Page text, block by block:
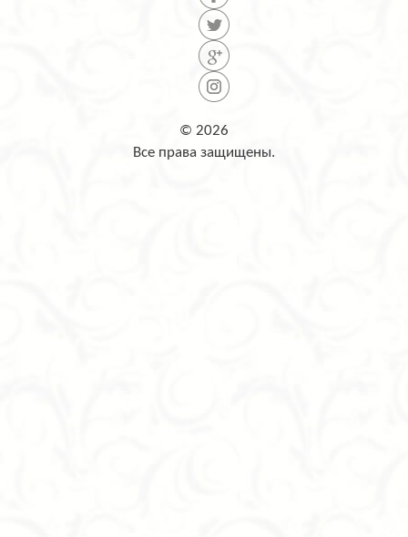
© 2026
Все права защищены.